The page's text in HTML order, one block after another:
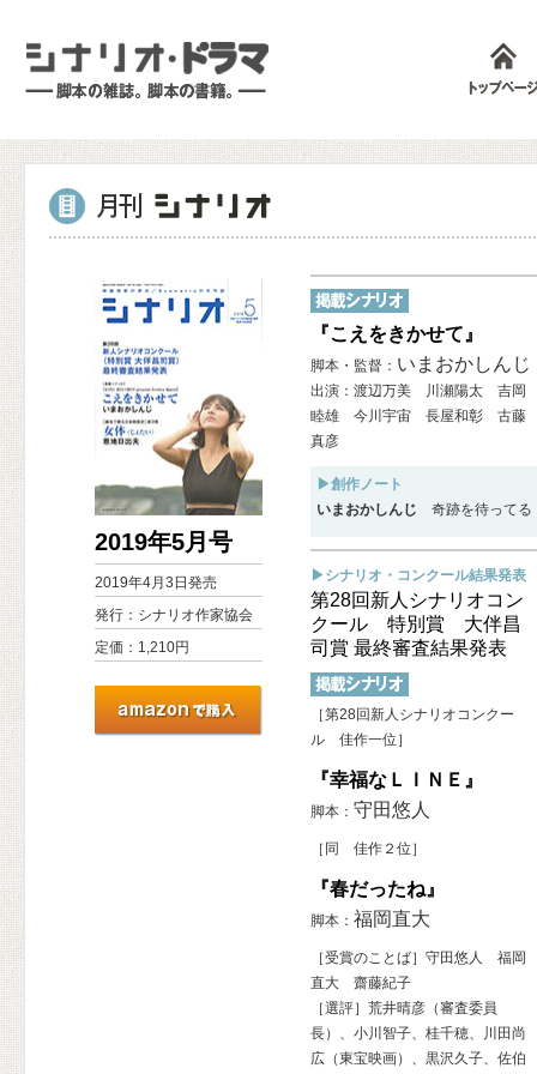
『こえをきかせて』
脚本・監督： いまおかしんじ
出演：渡辺万美 川瀬陽太 吉岡
睦雄 今川宇宙 長屋和彰 古藤
真彦
▶創作ノート
いまおかしんじ 奇跡を待ってる
▶シナリオ・コンクール結果発表
第28回新人シナリオコン
クール 特別賞 大伴昌
司賞 最終審査結果発表
［第28回新人シナリオコンクー
ル 佳作一位］
『幸福なＬＩＮＥ』
脚本： 守田悠人
［同 佳作２位］
『春だったね』
脚本： 福岡直大
［受賞のことば］守田悠人 福岡
直大 齋藤紀子
［選評］荒井晴彦（審査委員
長）、小川智子、桂千穂、川田尚
広（東宝映画）、黒沢久子、佐伯
2019年5月号
2019年4月3日発売
発行：シナリオ作家協会
定価：1,210円